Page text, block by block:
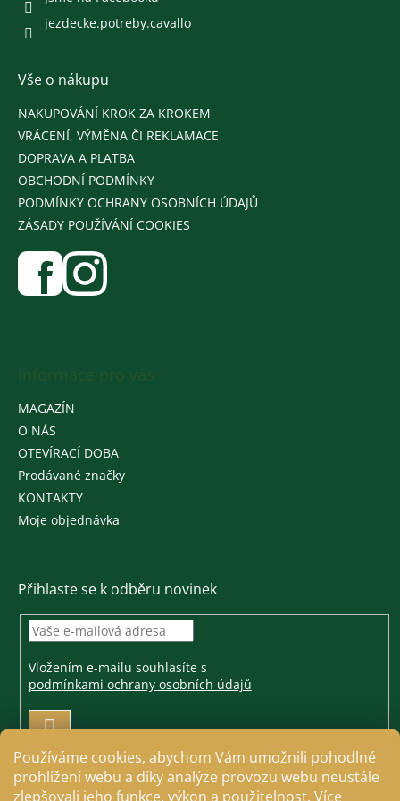
Používáme cookies, abychom Vám umožnili pohodlné
prohlížení webu a díky analýze provozu webu neustále
zlepšovali jeho funkce, výkon a použitelnost. Více
jezdecke.potreby.cavallo
Vše o nákupu
NAKUPOVÁNÍ KROK ZA KROKEM
VRÁCENÍ, VÝMĚNA ČI REKLAMACE
DOPRAVA A PLATBA
OBCHODNÍ PODMÍNKY
PODMÍNKY OCHRANY OSOBNÍCH ÚDAJŮ
ZÁSADY POUŽÍVÁNÍ COOKIES
MAGAZÍN
O NÁS
OTEVÍRACÍ DOBA
Prodávané značky
KONTAKTY
Moje objednávka
Přihlaste se k odběru novinek
Vložením e-mailu souhlasíte s
podmínkami ochrany osobních údajů
PŘIHLÁSIT